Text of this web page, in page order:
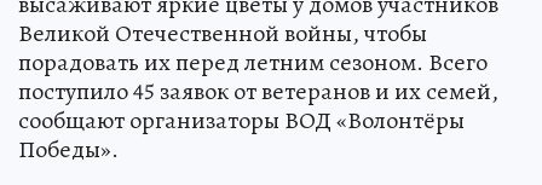
Великой Отечественной войны, чтобы
порадовать их перед летним сезоном. Всего
поступило 45 заявок от ветеранов и их семей,
сообщают организаторы ВОД «Волонтёры
Победы».